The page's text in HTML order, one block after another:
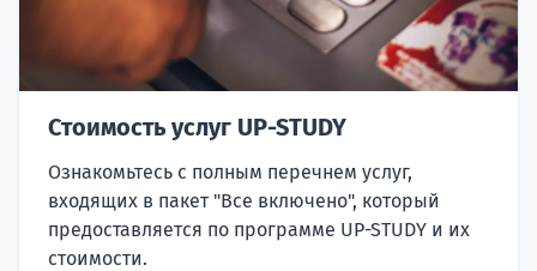
Стоимость услуг UP-STUDY
Ознакомьтесь с полным перечнем услуг,
входящих в пакет "Все включено", который
предоставляется по программе UP-STUDY и их
стоимости.